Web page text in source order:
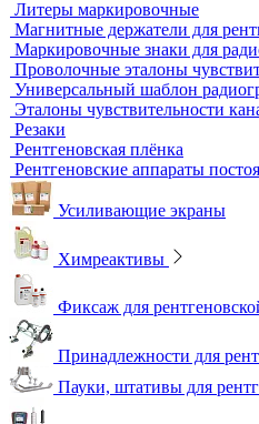
Радиационный контроль
Проявочные машины для
Денситометры
Дозиметры
Импульсные рентгеновские
Комплексы цифровой
Кроулеры
Негатоскопы
Оцифровщики рентгеновских
Плоскопанельные детекторы
Принадлежности для
Гибкие кассеты для
Литеры маркировочные
Магнитные держатели для
Маркировочные знаки для
Проволочные эталоны
Универсальный шаблон
Эталоны чувствительности
Резаки
Рентгеновская плёнка
Рентгеновские аппараты